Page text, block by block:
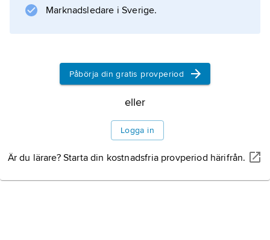
reaktioner betingade av att aldehydgruppen
Information om artikeln
Marknadsledare i Sverige.
Påbörja din gratis provperiod
eller
Logga in
Är du lärare? Starta din kostnadsfria provperiod härifrån.